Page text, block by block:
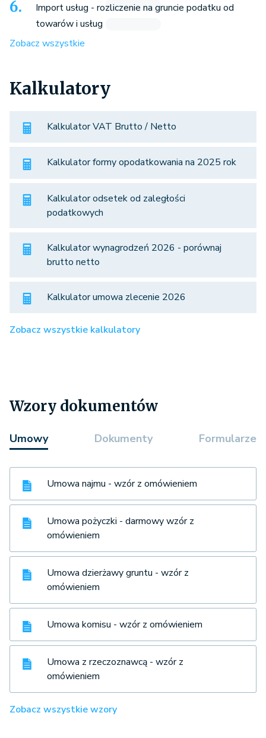
Import usług - rozliczenie na gruncie podatku od
towarów i usług
Zobacz wszystkie
Kalkulatory
Kalkulator VAT Brutto / Netto
Kalkulator formy opodatkowania na 2025 rok
Kalkulator odsetek od zaległości
podatkowych
Kalkulator wynagrodzeń 2026 - porównaj
brutto netto
Kalkulator umowa zlecenie 2026
Zobacz wszystkie kalkulatory
Wzory dokumentów
Umowy Dokumenty Formularze
Umowa najmu - wzór z omówieniem
Umowa pożyczki - darmowy wzór z
omówieniem
Umowa dzierżawy gruntu - wzór z
omówieniem
Umowa komisu - wzór z omówieniem
Umowa z rzeczoznawcą - wzór z
omówieniem
Zobacz wszystkie wzory